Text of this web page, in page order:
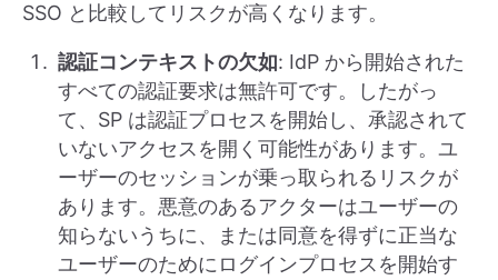
SSO と比較してリスクが高くなります。
認証コンテキストの欠如: IdP から開始された
すべての認証要求は無許可です。したがっ
て、SP は認証プロセスを開始し、承認されて
いないアクセスを開く可能性があります。ユ
ーザーのセッションが乗っ取られるリスクが
あります。悪意のあるアクターはユーザーの
知らないうちに、または同意を得ずに正当な
ユーザーのためにログインプロセスを開始す